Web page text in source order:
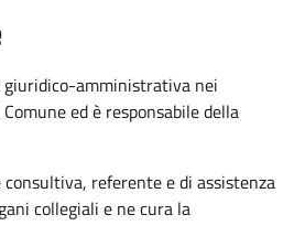
giuridico-amministrativa nei
ed è responsabile della
referente e di assistenza
collegiali e ne cura la